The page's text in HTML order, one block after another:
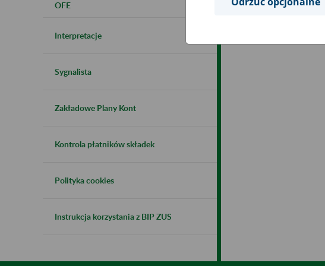
OFE
Interpretacje
Sygnalista
Zakładowe Plany Kont
Kontrola płatników składek
Polityka cookies
Instrukcja korzystania z BIP ZUS